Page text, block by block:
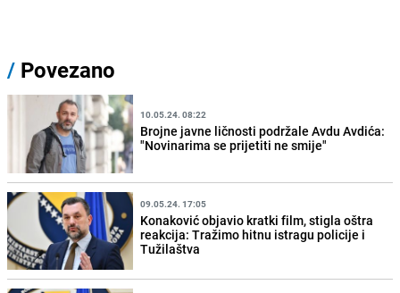
/ Povezano
10.05.24. 08:22
Brojne javne ličnosti podržale Avdu Avdića:
"Novinarima se prijetiti ne smije"
09.05.24. 17:05
Konaković objavio kratki film, stigla oštra
reakcija: Tražimo hitnu istragu policije i
Tužilaštva